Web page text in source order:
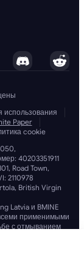
использования
Paper
cookie
40203351911
Road Town,
2110978
British Virgin
Latvia и BMINE
применимыми
с отмыванием
Мы
строгое